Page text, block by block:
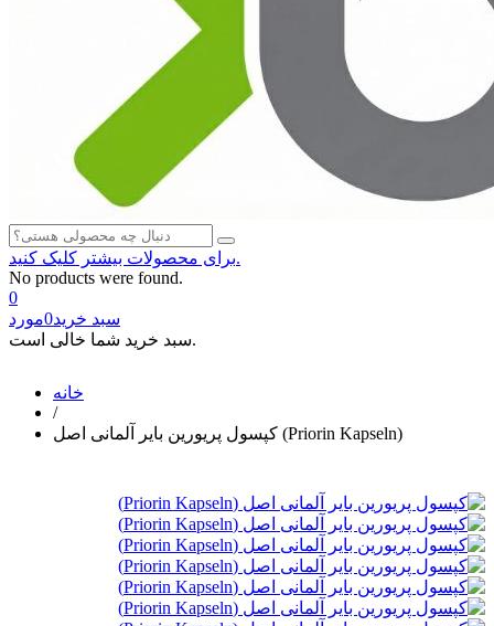
برای محصولات بیشتر کلیک کنید.
No products were found.
0
سبد خرید0مورد
سبد خرید شما خالی است.
خانه
/
کپسول پریورین بایر آلمانی اصل (Priorin Kapseln)